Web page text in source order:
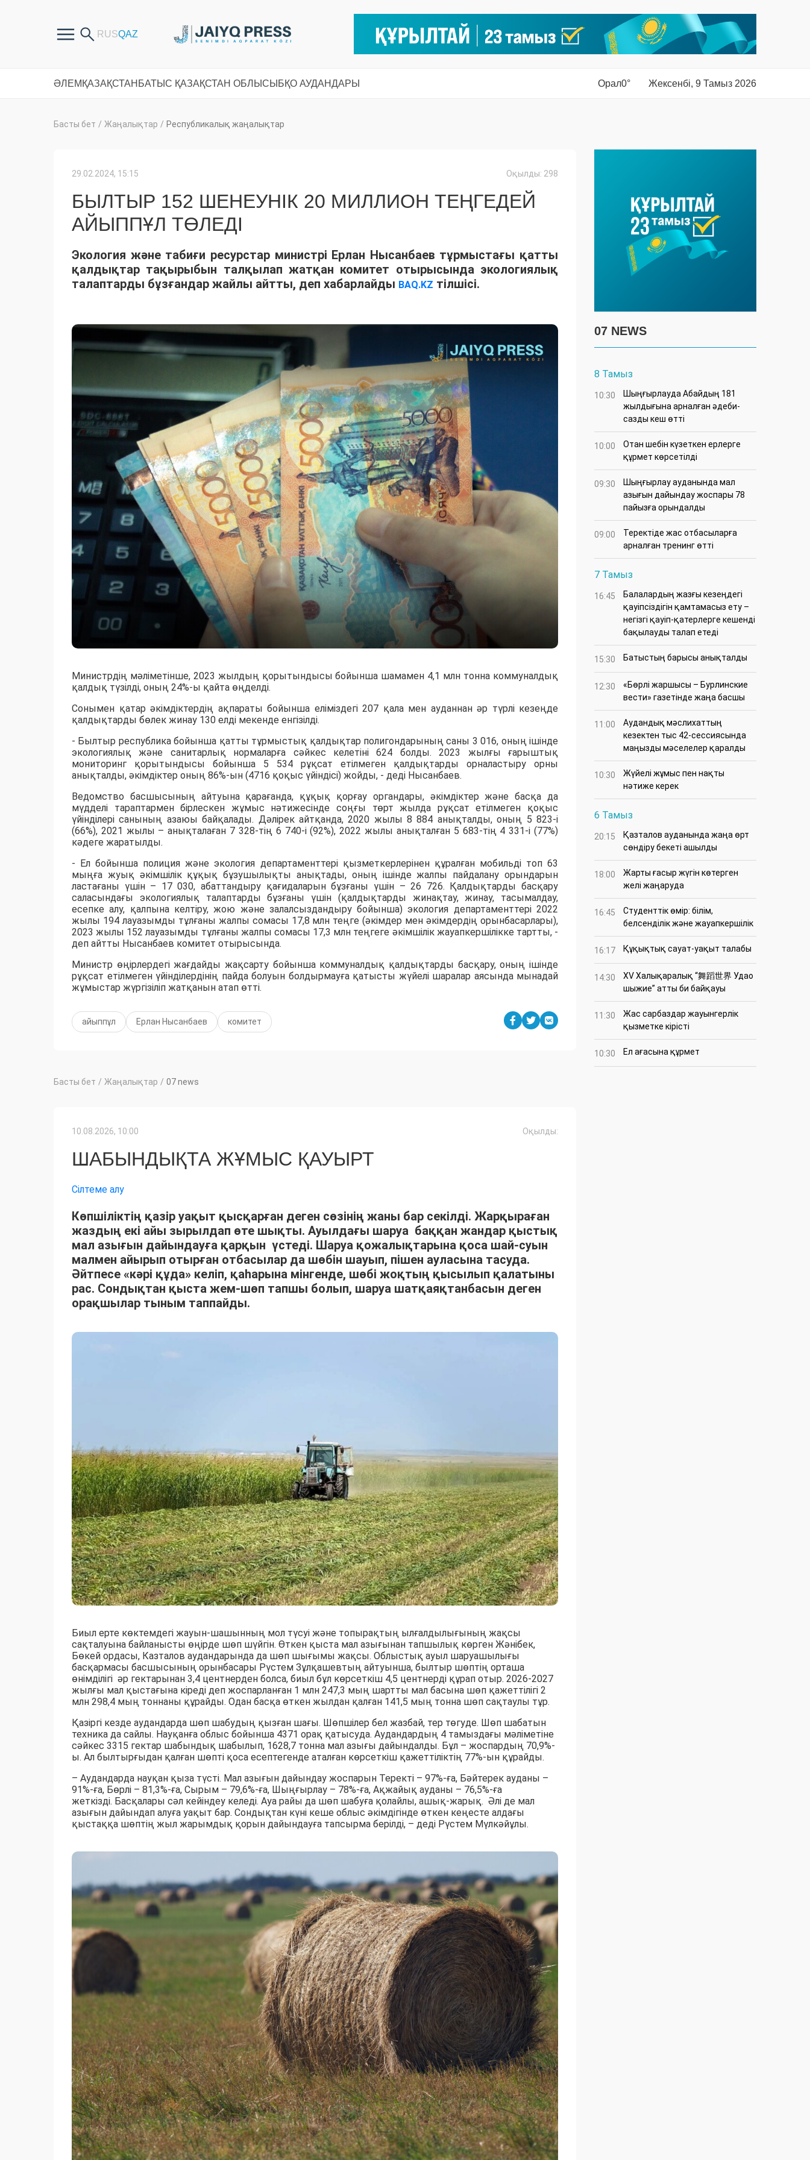
ӘЛЕМ ҚАЗАҚСТАН БАТЫС ҚАЗАҚСТАН ОБЛЫСЫ БҚО АУДАНДАРЫ Орал0° Жексенбі, 9 Тамыз 2026
Басты бет / Жаңалықтар / Республикалық жаңалықтар
29.02.2024, 15:15 Оқылды: 298
БЫЛТЫР 152 ШЕНЕУНІК 20 МИЛЛИОН ТЕҢГЕДЕЙ
АЙЫППҰЛ ТӨЛЕДІ
Экология және табиғи ресурстар министрі Ерлан Нысанбаев тұрмыстағы қатты
қалдықтар тақырыбын талқылап жатқан комитет отырысында экологиялық
талаптарды бұзғандар жайлы айтты, деп хабарлайды BAQ.KZ тілшісі.
Министрдің мәліметінше, 2023 жылдың қорытындысы бойынша шамамен 4,1 млн тонна коммуналдық
қалдық түзілді, оның 24%-ы қайта өңделді.
Сонымен қатар әкімдіктердің ақпараты бойынша еліміздегі 207 қала мен ауданнан әр түрлі кезеңде
қалдықтарды бөлек жинау 130 елді мекенде енгізілді.
- Былтыр республика бойынша қатты тұрмыстық қалдықтар полигондарының саны 3 016, оның ішінде
экологиялық және санитарлық нормаларға сәйкес келетіні 624 болды. 2023 жылғы ғарыштық
мониторинг қорытындысы бойынша 5 534 рұқсат етілмеген қалдықтарды орналастыру орны
анықталды, әкімдіктер оның 86%-ын (4716 қоқыс үйіндісі) жойды, - деді Нысанбаев.
Ведомство басшысының айтуына қарағанда, құқық қорғау органдары, әкімдіктер және басқа да
мүдделі тараптармен бірлескен жұмыс нәтижесінде соңғы төрт жылда рұқсат етілмеген қоқыс
үйінділері санының азаюы байқалады. Дәлірек айтқанда, 2020 жылы 8 884 анықталды, оның 5 823-і
(66%), 2021 жылы – анықталаған 7 328-тің 6 740-і (92%), 2022 жылы анықталған 5 683-тің 4 331-і (77%)
кәдеге жаратылды.
- Ел бойынша полиция және экология департаменттері қызметкерлерінен құралған мобильді топ 63
мыңға жуық әкімшілік құқық бұзушылықты анықтады, оның ішінде жалпы пайдалану орындарын
ластағаны үшін – 17 030, абаттандыру қағидаларын бұзғаны үшін – 26 726. Қалдықтарды басқару
саласындағы экологиялық талаптарды бұзғаны үшін (қалдықтарды жинақтау, жинау, тасымалдау,
есепке алу, қалпына келтіру, жою және залалсыздандыру бойынша) экология департаменттері 2022
жылы 194 лауазымды тұлғаны жалпы сомасы 17,8 млн теңге (әкімдер мен әкімдердің орынбасарлары),
2023 жылы 152 лауазымды тұлғаны жалпы сомасы 17,3 млн теңгеге әкімшілік жауапкершілікке тартты, -
деп айтты Нысанбаев комитет отырысында.
Министр өңірлердегі жағдайды жақсарту бойынша коммуналдық қалдықтарды басқару, оның ішінде
рұқсат етілмеген үйінділердінің пайда болуын болдырмауға қатысты жүйелі шаралар аясында мынадай
жұмыстар жүргізіліп жатқанын атап өтті.
айыппұл Ерлан Нысанбаев комитет
Басты бет / Жаңалықтар / 07 news
10.08.2026, 10:00 Оқылды:
ШАБЫНДЫҚТА ЖҰМЫС ҚАУЫРТ
Сілтеме алу
Көпшіліктің қазір уақыт қысқарған деген сөзінің жаны бар секілді. Жарқыраған
жаздың екі айы зырылдап өте шықты. Ауылдағы шаруа баққан жандар қыстық
мал азығын дайындауға қарқын үстеді. Шаруа қожалықтарына қоса шай-суын
малмен айырып отырған отбасылар да шөбін шауып, пішен ауласына тасуда.
Әйтпесе «кәрі құда» келіп, қаһарына мінгенде, шөбі жоқтың қысылып қалатыны
рас. Сондықтан қыста жем-шөп тапшы болып, шаруа шатқаяқтанбасын деген
орақшылар тыным таппайды.
Биыл ерте көктемдегі жауын-шашынның мол түсуі және топырақтың ылғалдылығының жақсы
сақталуына байланысты өңірде шөп шүйгін. Өткен қыста мал азығынан тапшылық көрген Жәнібек,
Бөкей ордасы, Казталов аудандарында да шөп шығымы жақсы. Облыстық ауыл шаруашылығы
басқармасы басшысының орынбасары Рүстем Зұлқашевтың айтуынша, былтыр шөптің орташа
өнімділігі әр гектарынан 3,4 центнерден болса, биыл бұл көрсеткіш 4,5 центнерді құрап отыр. 2026-2027
жылғы мал қыстағына кіреді деп жоспарланған 1 млн 247,3 мың шартты мал басына шөп қажеттілігі 2
млн 298,4 мың тоннаны құрайды. Одан басқа өткен жылдан қалған 141,5 мың тонна шөп сақтаулы тұр.
Қазіргі кезде аудандарда шөп шабудың қызған шағы. Шөпшілер бел жазбай, тер төгуде. Шөп шабатын
техника да сайлы. Науқанға облыс бойынша 4371 орақ қатысуда. Аудандардың 4 тамыздағы мәліметіне
сәйкес 3315 гектар шабындық шабылып, 1628,7 тонна мал азығы дайындалды. Бұл – жоспардың 70,9%-
ы. Ал былтырғыдан қалған шөпті қоса есептегенде аталған көрсеткіш қажеттіліктің 77%-ын құрайды.
– Аудандарда науқан қыза түсті. Мал азығын дайындау жоспарын Теректі – 97%-ға, Бәйтерек ауданы –
91%-ға, Бөрлі – 81,3%-ға, Сырым – 79,6%-ға, Шыңғырлау – 78%-ға, Ақжайық ауданы – 76,5%-ға
жеткізді. Басқалары сәл кейіндеу келеді. Ауа райы да шөп шабуға қолайлы, ашық-жарық. Әлі де мал
азығын дайындап алуға уақыт бар. Сондықтан күні кеше облыс әкімдігінде өткен кеңесте алдағы
қыстаққа шөптің жыл жарымдық қорын дайындауға тапсырма берілді, – деді Рүстем Мүлкәйұлы.
07 NEWS
8 Тамыз
10:30
Шыңғырлауда Абайдың 181
жылдығына арналған әдеби-
сазды кеш өтті
10:00
Отан шебін күзеткен ерлерге
құрмет көрсетілді
09:30
​Шыңғырлау ауданында мал
азығын дайындау жоспары 78
пайызға орындалды
09:00
​Теректіде жас отбасыларға
арналған тренинг өтті
7 Тамыз
16:45
Балалардың жазғы кезеңдегі
қауіпсіздігін қамтамасыз ету –
негізгі қауіп-қатерлерге кешенді
бақылауды талап етеді
15:30 Батыстың барысы анықталды
12:30
«Бөрлі жаршысы – Бурлинские
вести» газетінде жаңа басшы
11:00
Аудандық мәслихаттың
кезектен тыс 42-сессиясында
маңызды мәселелер қаралды
10:30
Жүйелі жұмыс пен нақты
нәтиже керек
6 Тамыз
20:15
Қазталов ауданында жаңа өрт
сөндіру бекеті ашылды
18:00
Жарты ғасыр жүгін көтерген
желі жаңаруда
16:45
Студенттік өмір: білім,
белсенділік және жауапкершілік
16:17 Құқықтық сауат-уақыт талабы
14:30
XV Халықаралық “舞蹈世界 Удао
шыжие” атты би байқауы
11:30
Жас сарбаздар жауынгерлік
қызметке кірісті
10:30 Ел ағасына құрмет